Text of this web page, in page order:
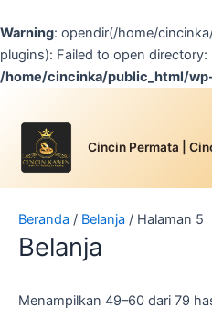
Warning: opendir(/home/
plugins): Failed to open directory:
/home/cincinka/public_html/
ke
konten
Cincin Permata |
Beranda / Belanja / Halaman 5
Belanja
Menampilkan 49–60 dari 79